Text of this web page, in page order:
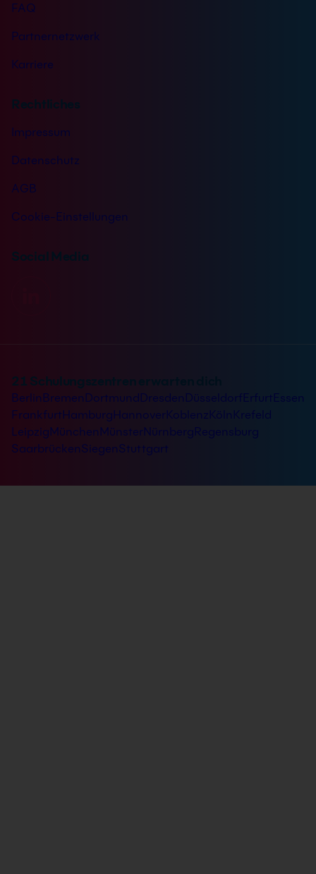
FAQ
Partnernetzwerk
Karriere
Rechtliches
Impressum
Datenschutz
AGB
Cookie-Einstellungen
Social Media
21 Schulungszentren erwarten dich
Berlin Bremen Dortmund ErfurtEssen
FrankfurtHamburgHannover
Krefeld
LeipzigMünchen Münster
SaarbrückenSiegen Stuttgart